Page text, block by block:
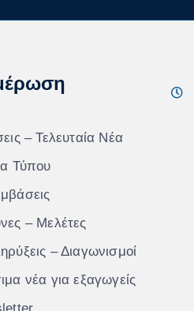
– Τελευταία Νέα
Τύπου
– Μελέτες
– Διαγωνισμοί
νέα για εξαγωγείς